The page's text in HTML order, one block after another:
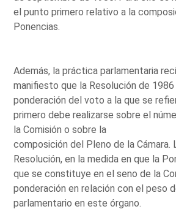
el punto primero relativo a la
Ponencias.
Además, la práctica parlamentaria
manifiesto que la Resolución de 1986
ponderación del voto a la que se
primero debe realizarse sobre el
la Comisión o sobre la
composición del Pleno de la Cámara.
Resolución, en la medida en que la
que se constituye en el seno de la
ponderación en relación con el peso
parlamentario en este órgano.